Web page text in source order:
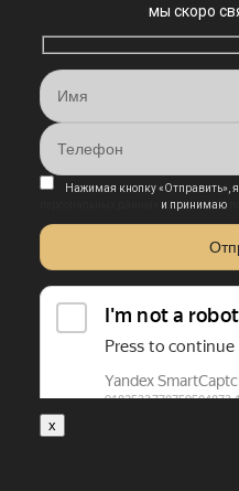
мы скоро
Нажимая кнопку «Отправить»,
и принимаю
x